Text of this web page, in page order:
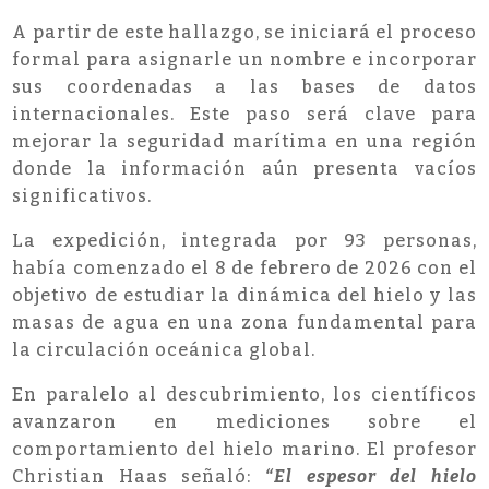
A partir de este hallazgo, se iniciará el proceso
formal para asignarle un nombre e incorporar
sus coordenadas a las bases de datos
internacionales. Este paso será clave para
mejorar la seguridad marítima en una región
donde la información aún presenta vacíos
significativos.
La expedición, integrada por 93 personas,
había comenzado el 8 de febrero de 2026 con el
objetivo de estudiar la dinámica del hielo y las
masas de agua en una zona fundamental para
la circulación oceánica global.
En paralelo al descubrimiento, los científicos
avanzaron en mediciones sobre el
comportamiento del hielo marino. El profesor
Christian Haas señaló: “El espesor del hielo